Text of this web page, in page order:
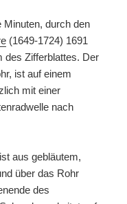
Minuten, durch den
(1649-1724) 1691
des Zifferblattes. Der
ist auf einem
mit einer
nach
aus gebläutem,
über das Rohr
des